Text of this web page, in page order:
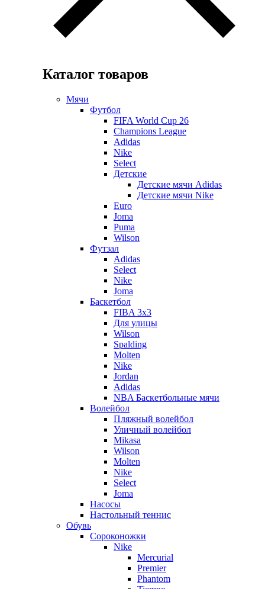
Каталог товаров
Мячи
Футбол
FIFA World Cup 26
Champions League
Adidas
Nike
Select
Детские
Детские мячи Adidas
Детские мячи Nike
Euro
Joma
Puma
Wilson
Футзал
Adidas
Select
Nike
Joma
Баскетбол
FIBA 3x3
Для улицы
Wilson
Spalding
Molten
Nike
Jordan
Adidas
NBA Баскетбольные мячи
Волейбол
Пляжный волейбол
Уличный волейбол
Mikasa
Wilson
Molten
Nike
Select
Joma
Насосы
Настольный теннис
Обувь
Сороконожки
Nike
Mercurial
Premier
Phantom